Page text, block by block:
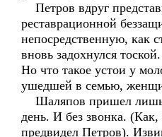
Петров вдруг
реставрационной
непосредственную, как
вновь задохнулся
Но что такое устои у
ушедшей в семью,
Шаляпов пришел
день. И без звонка.
предвидел Петров).